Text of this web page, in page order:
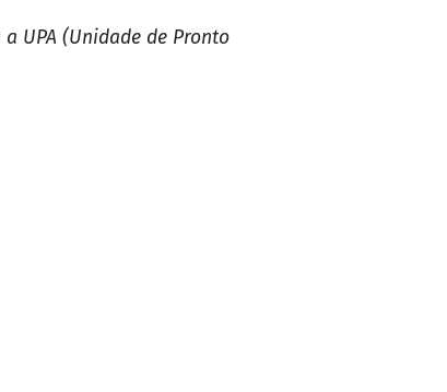
UPA (Unidade de Pronto